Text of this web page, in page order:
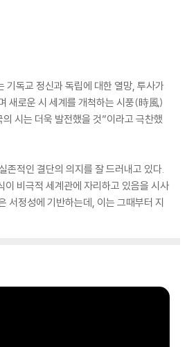
기독교 정신과 독립에 대한 열망, 투사가
새로운 시 세계를 개척하는 시풍(時風)
시는 더욱 발전했을 것”이라고 극찬했
존적인 결단의 의지를 잘 드러내고 있다.
비극적 세계관에 자리하고 있음을 시사
서정성에 기반하는데, 이는 그때부터 지